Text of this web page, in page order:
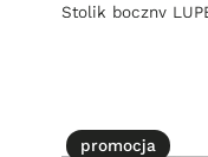
Stolik boczny
promocja